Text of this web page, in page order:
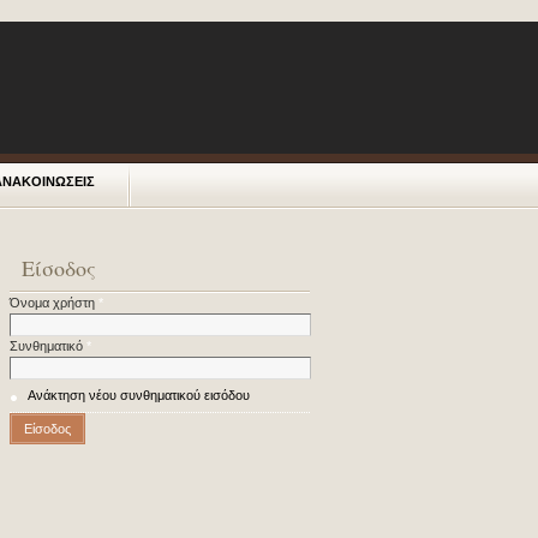
Είσοδος
Όνομα χρήστη *
Συνθηματικό *
Ανάκτηση νέου συνθηματικού εισόδου